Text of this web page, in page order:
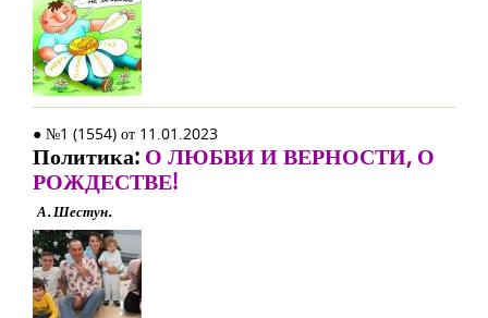
● №1 (1554) от 11.01.2023
Политика: О ЛЮБВИ И ВЕРНОСТИ, О
РОЖДЕСТВЕ!
А. Шестун.